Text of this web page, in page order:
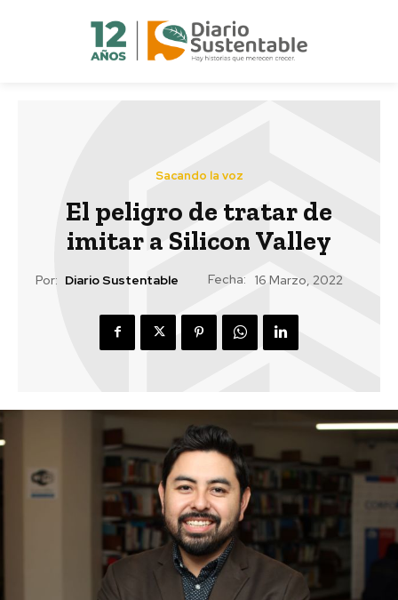
Sacando la voz
El peligro de tratar de
imitar a Silicon Valley
Por: Diario Sustentable Fecha: 16 Marzo, 2022